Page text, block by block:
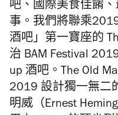
吧、國際美食佳餚
事。我們將聯乘
酒吧」第一寶座的
治 BAM Festival
up 酒吧。 The Old
2019 設計獨一無二
明威（Ernest